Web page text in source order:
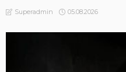
Superadmin 05.08.2026